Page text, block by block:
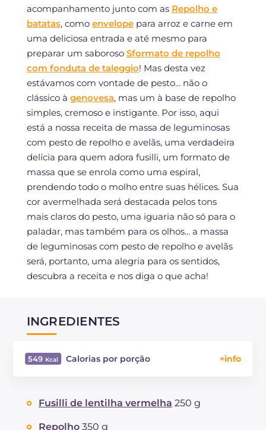
acompanhamento junto com as Repolho e
batatas, como envelopepara arroz e carne em
uma deliciosa entrada e até mesmo para
preparar um saboroso Sformato de repolho
com fonduta de taleggio! Mas desta vez
estávamos com vontade de pesto... não o
clássico à genovesa, mas um à base de repolho
simples, cremoso e instigante. Por isso, aqui
está a nossa receita de massa de leguminosas
com pesto de repolho e avelãs, uma verdadeira
delícia para quem adora fusilli, um formato de
massa que se enrola como uma espiral,
prendendo todo o molho entre suas hélices. Sua
cor avermelhada será destacada pelos tons
mais claros do pesto, uma iguaria não só para o
paladar, mas também para os olhos... a massa
de leguminosas com pesto de repolho e avelãs
será, portanto, uma alegria para os sentidos,
descubra a receita e nos diga o que acha!
INGREDIENTES
549 Calorias por porção
dos quais açúcares g
Proteína
Fusilli de lentilha vermelha 250 g
Repolho 350 g